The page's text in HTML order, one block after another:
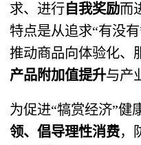
求、进行自我奖励而
特点是从追求“有没
推动商品向体验化、
产品附加值提升与产
为促进“犒赏经济”健
领、倡导理性消费，